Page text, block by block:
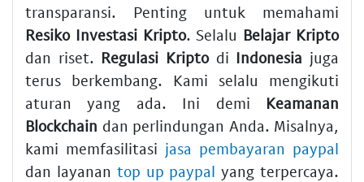
transparansi. Penting untuk memahami
Resiko Investasi Kripto. Selalu Belajar Kripto
dan riset. Regulasi Kriptodi Indonesia juga
terus berkembang. Kami selalu mengikuti
aturan yang ada. Ini demi Keamanan
Blockchain dan perlindungan Anda. Misalnya,
kami memfasilitasi jasa pembayaran paypal
dan layanan top up paypal yang terpercaya.